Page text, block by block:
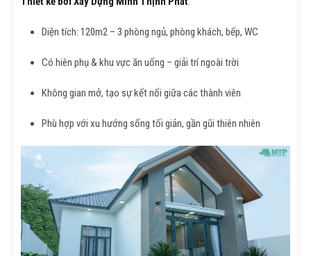
Diện tích: 120m2 – 3 phòng ngủ, phòng khách, bếp, WC
Có hiên phụ & khu vực ăn uống – giải trí ngoài trời
Không gian mở, tạo sự kết nối giữa các thành viên
Phù hợp với xu hướng sống tối giản, gần gũi thiên nhiên